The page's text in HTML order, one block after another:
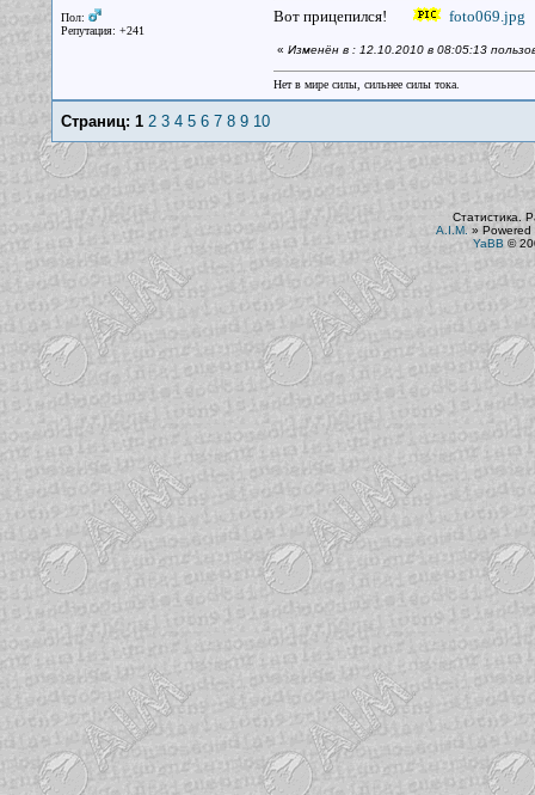
Пол:
Репутация: +241
Вот прицепился! foto069.jpg
« Изменён в : 12.10.2010 в 08:05:13
Нет в мире силы, сильнее силы тока.
Страниц: 1 2 3 4 5 6 7 8 9 10
Статистика.
A.I.M.» Powered
YaBB ©